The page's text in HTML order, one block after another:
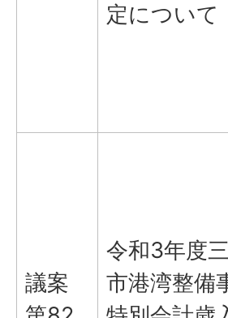
定について
議案
令和3年度
市港湾整備